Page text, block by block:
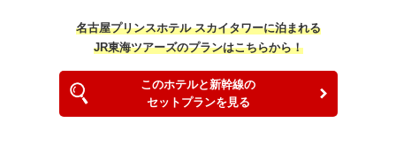
名古屋プリンスホテル スカイタワーに泊まれる
JR東海ツアーズのプランはこちらから！
このホテルと新幹線の
セットプランを見る